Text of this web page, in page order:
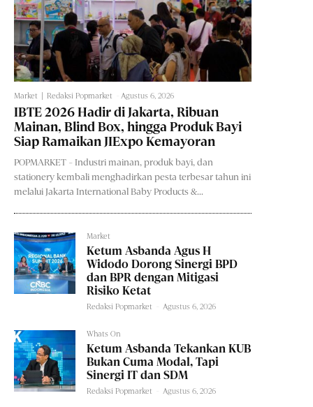
Market Redaksi Popmarket Agustus 6, 2026
IBTE 2026 Hadir di Jakarta, Ribuan
Mainan, Blind Box, hingga Produk Bayi
Siap Ramaikan JIExpo Kemayoran
POPMARKET - Industri mainan, produk bayi, dan
stationery kembali menghadirkan pesta terbesar tahun ini
melalui Jakarta International Baby Products &...
Market
Ketum Asbanda Agus H
Widodo Dorong Sinergi BPD
dan BPR dengan Mitigasi
Risiko Ketat
Redaksi Popmarket Agustus 6, 2026
Whats On
Ketum Asbanda Tekankan KUB
Bukan Cuma Modal, Tapi
Sinergi IT dan SDM
Redaksi Popmarket Agustus 6, 2026